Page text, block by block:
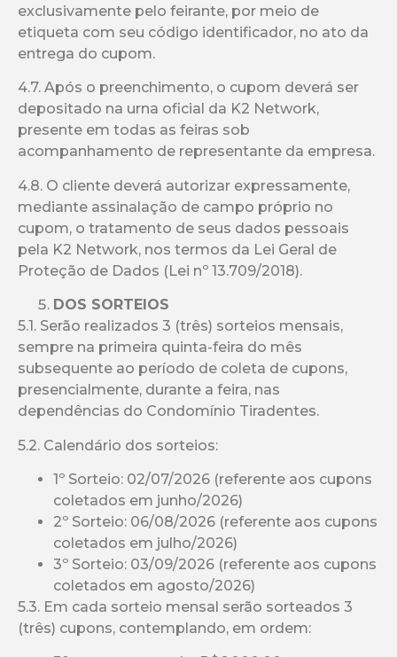
exclusivamente pelo feirante, por meio de
etiqueta com seu código identificador, no ato da
entrega do cupom.
4.7. Após o preenchimento, o cupom deverá ser
depositado na urna oficial da K2 Network,
presente em todas as feiras sob
acompanhamento de representante da empresa.
4.8. O cliente deverá autorizar expressamente,
mediante assinalação de campo próprio no
cupom, o tratamento de seus dados pessoais
pela K2 Network, nos termos da Lei Geral de
Proteção de Dados (Lei nº 13.709/2018).
DOS SORTEIOS
5.1. Serão realizados 3 (três) sorteios mensais,
sempre na primeira quinta-feira do mês
subsequente ao período de coleta de cupons,
presencialmente, durante a feira, nas
dependências do Condomínio Tiradentes.
5.2. Calendário dos sorteios:
1º Sorteio: 02/07/2026 (referente aos cupons
coletados em junho/2026)
2º Sorteio: 06/08/2026 (referente aos cupons
coletados em julho/2026)
3º Sorteio: 03/09/2026 (referente aos cupons
coletados em agosto/2026)
5.3. Em cada sorteio mensal serão sorteados 3
(três) cupons, contemplando, em ordem: